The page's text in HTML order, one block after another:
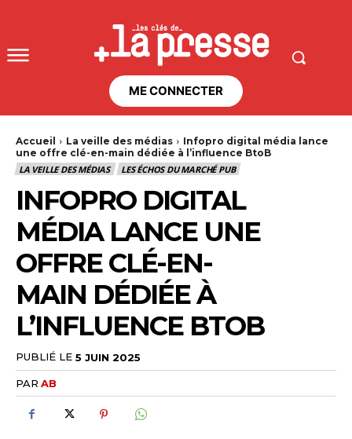
ME CONNECTER
Accueil La veille des médias
Infopro digital média lance
une offre clé-en-main dédiée à l’influence BtoB
LA VEILLE DES MÉDIAS
LES ÉCHOS DU MARCHÉ PUB
INFOPRO DIGITAL
MÉDIA LANCE UNE
OFFRE CLÉ-EN-
MAIN DÉDIÉE À
L’INFLUENCE BTOB
PUBLIÉ LE 5 JUIN 2025
PAR AB